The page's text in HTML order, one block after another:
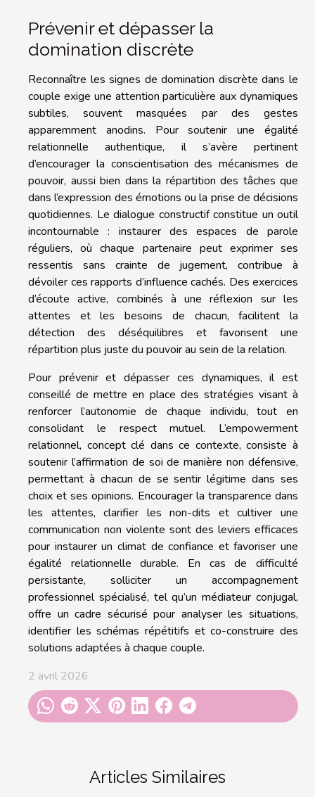
Articles Similaires
Prévenir et dépasser la
domination discrète
Reconnaître les signes de domination discrète dans le
couple exige une attention particulière aux dynamiques
subtiles, souvent masquées par des gestes
apparemment anodins. Pour soutenir une égalité
relationnelle authentique, il s’avère pertinent
d’encourager la conscientisation des mécanismes de
pouvoir, aussi bien dans la répartition des tâches que
dans l’expression des émotions ou la prise de décisions
quotidiennes. Le dialogue constructif constitue un outil
incontournable : instaurer des espaces de parole
réguliers, où chaque partenaire peut exprimer ses
ressentis sans crainte de jugement, contribue à
dévoiler ces rapports d’influence cachés. Des exercices
d’écoute active, combinés à une réflexion sur les
attentes et les besoins de chacun, facilitent la
détection des déséquilibres et favorisent une
répartition plus juste du pouvoir au sein de la relation.
Pour prévenir et dépasser ces dynamiques, il est
conseillé de mettre en place des stratégies visant à
renforcer l’autonomie de chaque individu, tout en
consolidant le respect mutuel. L’empowerment
relationnel, concept clé dans ce contexte, consiste à
soutenir l’affirmation de soi de manière non défensive,
permettant à chacun de se sentir légitime dans ses
choix et ses opinions. Encourager la transparence dans
les attentes, clarifier les non-dits et cultiver une
communication non violente sont des leviers efficaces
pour instaurer un climat de confiance et favoriser une
égalité relationnelle durable. En cas de difficulté
persistante, solliciter un accompagnement
professionnel spécialisé, tel qu’un médiateur conjugal,
offre un cadre sécurisé pour analyser les situations,
identifier les schémas répétitifs et co-construire des
solutions adaptées à chaque couple.
2 avril 2026